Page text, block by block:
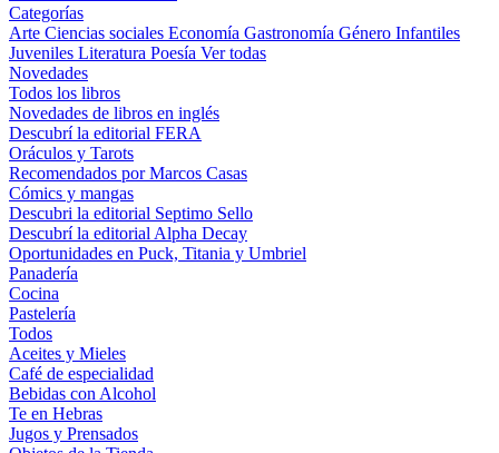
Categorías
Arte Ciencias sociales Economía Gastronomía Género Infantiles
Juveniles Literatura Poesía Ver todas
Novedades
Todos los libros
Novedades de libros en inglés
Descubrí la editorial FERA
Oráculos y Tarots
Recomendados por Marcos Casas
Cómics y mangas
Descubri la editorial Septimo Sello
Descubrí la editorial Alpha Decay
Oportunidades en Puck, Titania y Umbriel
Panadería
Cocina
Pastelería
Todos
Aceites y Mieles
Café de especialidad
Bebidas con Alcohol
Te en Hebras
Jugos y Prensados